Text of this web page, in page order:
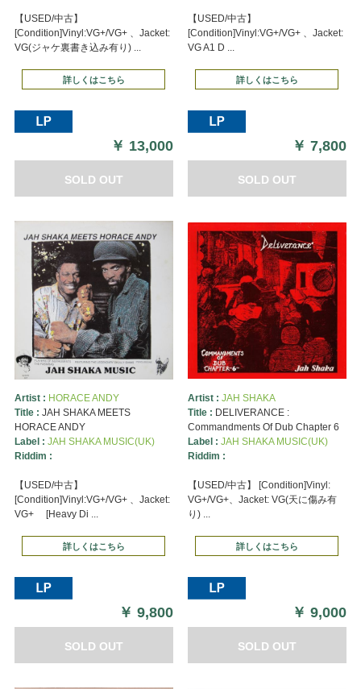
【USED/中古】
[Condition]Vinyl:VG+/VG+ 、Jacket:
VG(ジャケ裏書き込み有り) ...
詳しくはこちら
￥ 13,000
SOLD OUT
【USED/中古】
[Condition]Vinyl:VG+/VG+ 、Jacket:
VG A1 D ...
詳しくはこちら
￥7,800
SOLD OUT
Artist : HORACE ANDY
Title : JAH SHAKA MEETS
HORACE ANDY
Label : JAH SHAKA MUSIC(UK)
Riddim :
【USED/中古】
[Condition]Vinyl:VG+/VG+ 、Jacket:
VG+ [Heavy Di ...
詳しくはこちら
￥9,800
SOLD OUT
Artist : JAH SHAKA
Title : DELIVERANCE :
Commandments Of Dub Chapter 6
Label : JAH SHAKA MUSIC(UK)
Riddim :
【USED/中古】 [Condition]Vinyl:
VG+/VG+、Jacket: VG(天に傷み有
り) ...
詳しくはこちら
￥9,000
SOLD OUT